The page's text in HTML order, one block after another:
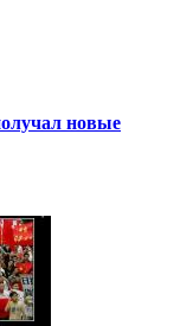
новые